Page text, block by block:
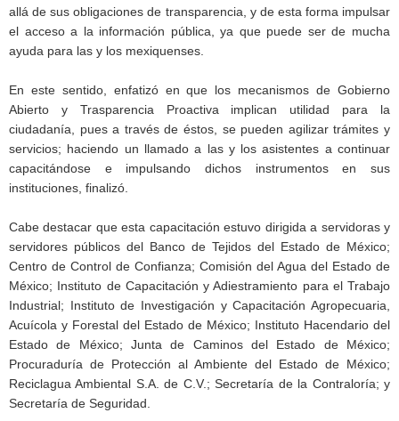
allá de sus obligaciones de transparencia, y de esta forma impulsar
el acceso a la información pública, ya que puede ser de mucha
ayuda para las y los mexiquenses.
En este sentido, enfatizó en que los mecanismos de Gobierno
Abierto y Trasparencia Proactiva implican utilidad para la
ciudadanía, pues a través de éstos, se pueden agilizar trámites y
servicios; haciendo un llamado a las y los asistentes a continuar
capacitándose e impulsando dichos instrumentos en sus
instituciones, finalizó.
Cabe destacar que esta capacitación estuvo dirigida a servidoras y
servidores públicos del Banco de Tejidos del Estado de México;
Centro de Control de Confianza; Comisión del Agua del Estado de
México; Instituto de Capacitación y Adiestramiento para el Trabajo
Industrial; Instituto de Investigación y Capacitación Agropecuaria,
Acuícola y Forestal del Estado de México; Instituto Hacendario del
Estado de México; Junta de Caminos del Estado de México;
Procuraduría de Protección al Ambiente del Estado de México;
Reciclagua Ambiental S.A. de C.V.; Secretaría de la Contraloría; y
Secretaría de Seguridad.